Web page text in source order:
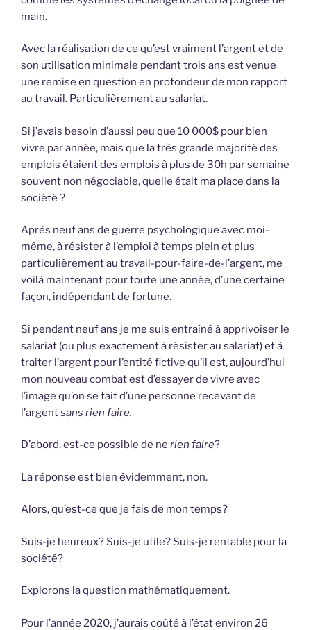
main.
Avec la réalisation de ce qu’est vraiment l’argent et de
son utilisation minimale pendant trois ans est venue
une remise en question en profondeur de mon rapport
au travail. Particulièrement au salariat.
Si j’avais besoin d’aussi peu que 10 000$ pour bien
vivre par année, mais que la très grande majorité des
emplois étaient des emplois à plus de 30h par semaine
souvent non négociable, quelle était ma place dans la
société ?
Après neuf ans de guerre psychologique avec moi-
même, à résister à l’emploi à temps plein et plus
particulièrement au travail-pour-faire-de-l’argent, me
voilà maintenant pour toute une année, d’une certaine
façon, indépendant de fortune.
Si pendant neuf ans je me suis entraîné à apprivoiser le
salariat (ou plus exactement à résister au salariat) et à
traiter l’argent pour l’entité fictive qu’il est, aujourd’hui
mon nouveau combat est d’essayer de vivre avec
l’image qu’on se fait d’une personne recevant de
l’argentsans rien faire.
D’abord, est-ce possible de ne rien faire?
La réponse est bien évidemment, non.
Alors, qu’est-ce que je fais de mon temps?
Suis-je heureux? Suis-je utile? Suis-je rentable pour la
société?
Explorons la question mathématiquement.
Pour l’année 2020, j’aurais coûté à l’état environ 26